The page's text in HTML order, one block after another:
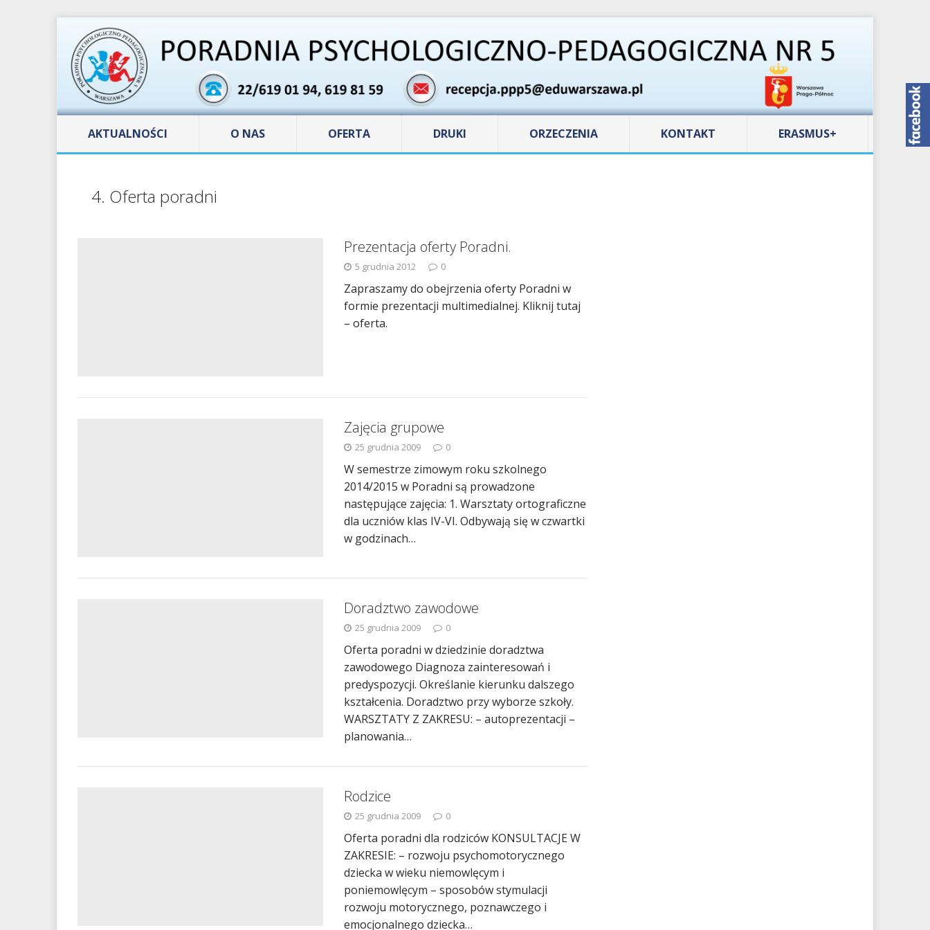
AKTUALNOŚCI O NAS OFERTA DRUKI ORZECZENIA KONTAKT ERASMUS+
4. Oferta poradni
Prezentacja oferty Poradni.
5 grudnia 2012 0
Zapraszamy do obejrzenia oferty Poradni w
formie prezentacji multimedialnej. Kliknij tutaj
– oferta.
Zajęcia grupowe
25 grudnia 2009 0
W semestrze zimowym roku szkolnego
2014/2015 w Poradni są prowadzone
następujące zajęcia: 1. Warsztaty ortograficzne
dla uczniów klas IV-VI. Odbywają się w czwartki
w godzinach…
Doradztwo zawodowe
25 grudnia 2009 0
Oferta poradni w dziedzinie doradztwa
zawodowego Diagnoza zainteresowań i
predyspozycji. Określanie kierunku dalszego
kształcenia. Doradztwo przy wyborze szkoły.
WARSZTATY Z ZAKRESU: – autoprezentacji –
planowania…
Rodzice
25 grudnia 2009 0
Oferta poradni dla rodziców KONSULTACJE W
ZAKRESIE: – rozwoju psychomotorycznego
dziecka w wieku niemowlęcym i
poniemowlęcym – sposobów stymulacji
rozwoju motorycznego, poznawczego i
emocjonalnego dziecka…